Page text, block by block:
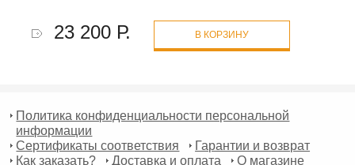
23 200 Р. В КОРЗИНУ
Политика конфиденциальности персональной
информации
Сертификаты соответствия
Гарантии и возврат
Как заказать?
Доставка и оплата О магазине